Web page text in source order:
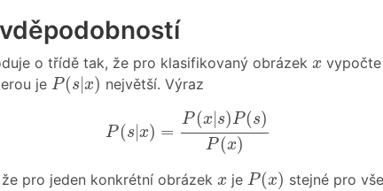
o třídě tak, že pro klasifikovaný obrázek x
x vypočte
je P (s|x)
P(s|x) největší. Výraz
P (s|x) =
P (x|s)P(s)
P (x)
x|s)P(s)P (x
pro jeden konkrétní obrázek x
x je P (x)
P(x) stejné pro